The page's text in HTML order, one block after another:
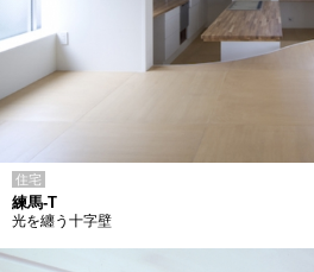
住宅
練馬-T
光を纏う十字壁